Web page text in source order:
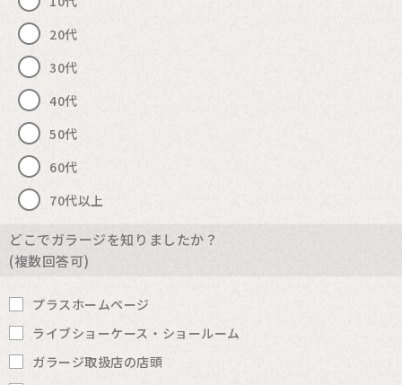
20代
30代
40代
50代
60代
70代以上
どこでガラージを知りましたか？
(複数回答可)
プラスホームページ
ライブショーケース・ショールーム
ガラージ取扱店の店頭